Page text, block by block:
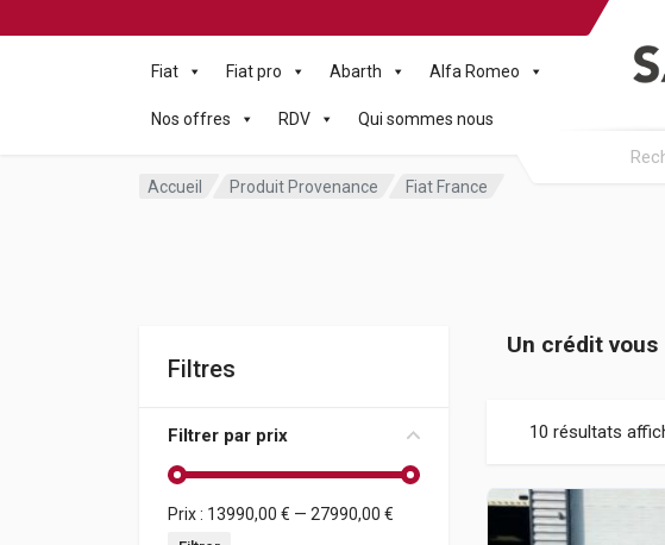
Fiat Fiat pro Abarth Alfa Romeo
Nos offres RDV Qui sommes nous
Accueil Produit Provenance Fiat France
Filtres
Filtrer par prix
Prix min
Prix max
Prix : 13990,00 € — 27990,00 €
Un crédit
10 résultats